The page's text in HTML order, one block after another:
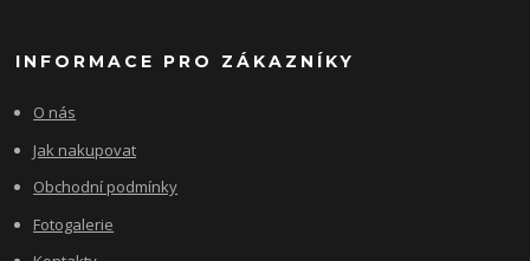
INFORMACE PRO ZÁKAZNÍKY
O nás
Jak nakupovat
Obchodní podmínky
Fotogalerie